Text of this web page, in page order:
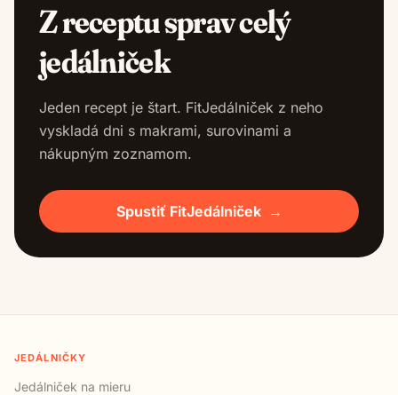
Z receptu sprav celý
jedálniček
Jeden recept je štart. FitJedálniček z neho
vyskladá dni s makrami, surovinami a
nákupným zoznamom.
Spustiť FitJedálniček →
JEDÁLNIČKY
Jedálniček na mieru